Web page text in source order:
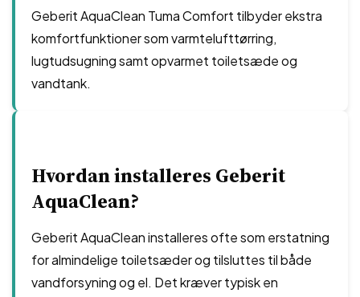
Geberit AquaClean Tuma Comfort tilbyder ekstra
komfortfunktioner som varmtelufttørring,
lugtudsugning samt opvarmet toiletsæde og
vandtank.
Hvordan installeres Geberit
AquaClean?
Geberit AquaClean installeres ofte som erstatning
for almindelige toiletsæder og tilsluttes til både
vandforsyning og el. Det kræver typisk en